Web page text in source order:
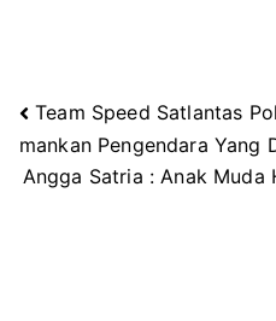
Navigasi
Team Speed Satlantas
mankan Pengendara Yang
Angga Satria : Anak Muda